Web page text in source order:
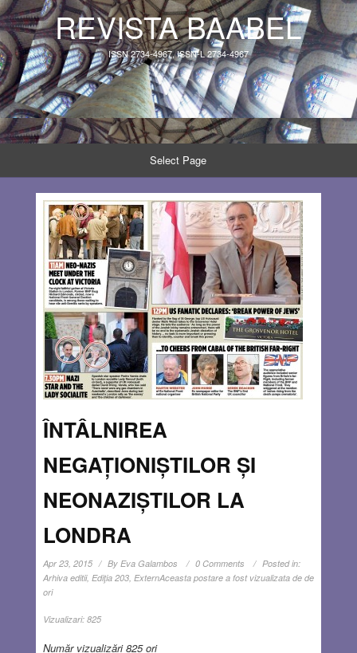
REVISTA BAABEL
ISSN 2734-4967, ISSN-L 2734-4967
Select Page
ÎNTÂLNIREA
NEGAȚIONIȘTILOR ȘI
NEONAZIȘTILOR LA
LONDRA
Apr 23, 2015 By Eva Galambos 0 Comments
Posted in:
Arhiva editii, Ediţia 203, ExternAceasta postare a fost vizualizata de de
ori
Vizualizari: 825
Număr vizualizări 825 ori